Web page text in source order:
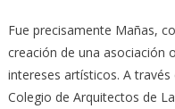
Fue precisamente Mañas,
creación de una asociación
intereses artísticos. A
Colegio de Arquitectos de